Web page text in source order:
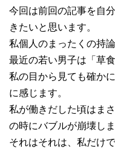
今回は前回の記事を自
きたいと思います。
私個人のまったくの持論
最近の若い男子は「草
私の目から見ても確か
に感じます。
私が働きだした頃はま
の時にバブルが崩壊しま
それはそれは、私だけ